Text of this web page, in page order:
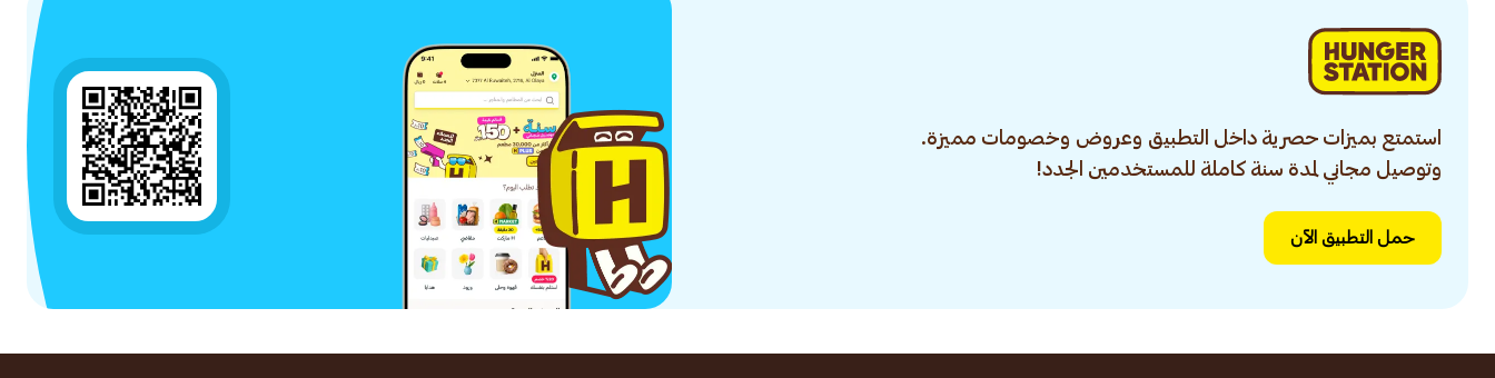
استمتع بميزات حصرية داخل التطبيق وعروض وخصومات مميزة.
وتوصيل مجاني لمدة سنة كاملة للمستخدمين الجدد!
حمل التطبيق الآن